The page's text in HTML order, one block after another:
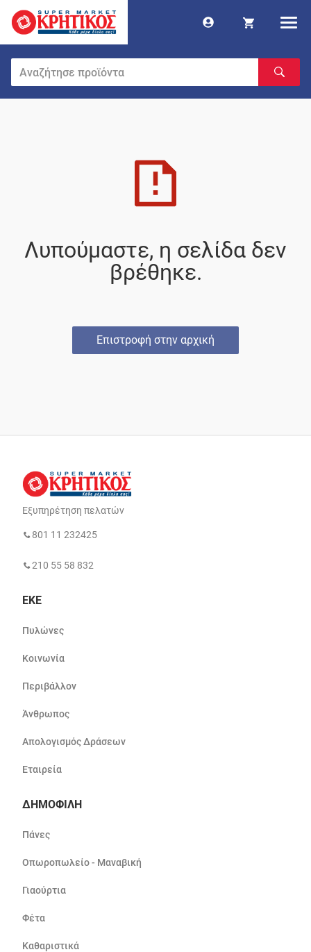
Λυπούμαστε, η σελίδα δεν
βρέθηκε.
Επιστροφή στην αρχική
Εξυπηρέτηση πελατών
801 11 232425
210 55 58 832
ΕΚΕ
Πυλώνες
Κοινωνία
Περιβάλλον
Άνθρωπος
Απολογισμός Δράσεων
Εταιρεία
ΔΗΜΟΦΙΛΗ
Πάνες
Οπωροπωλείο - Μαναβική
Γιαούρτια
Φέτα
Καθαριστικά